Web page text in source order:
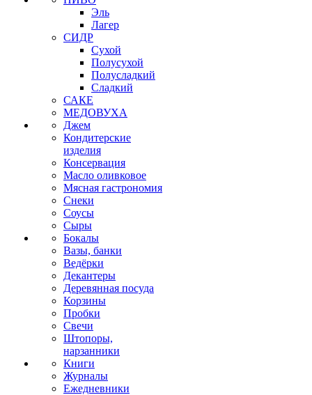
Эль
Лагер
СИДР
Сухой
Полусухой
Полусладкий
Сладкий
САКЕ
МЕДОВУХА
Джем
Кондитерские
изделия
Консервация
Масло оливковое
Мясная гастрономия
Снеки
Соусы
Сыры
Бокалы
Вазы, банки
Ведёрки
Декантеры
Деревянная посуда
Корзины
Пробки
Свечи
Штопоры,
нарзанники
Книги
Журналы
Ежедневники